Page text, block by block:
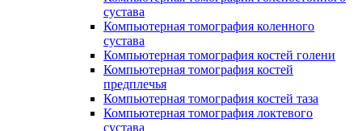
сустава
Компьютерная томография коленного
сустава
Компьютерная томография костей голени
Компьютерная томография костей
предплечья
Компьютерная томография костей таза
Компьютерная томография локтевого
сустава